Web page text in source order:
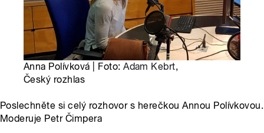
Anna Polívková | Foto:Adam Kebrt,
Český rozhlas
Poslechněte si celý rozhovor s herečkou Annou Polívkovou.
Moderuje Petr Čimpera